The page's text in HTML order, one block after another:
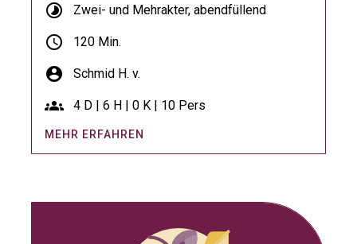
timelapse Zwei- und Mehrakter, abendfüllend
schedule 120 Min.
account_circle Schmid H. v.
groups 4 D | 6 H | 0 K | 10 Pers
MEHR ERFAHREN